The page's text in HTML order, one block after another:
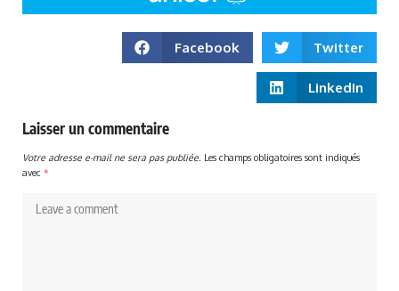
Facebook Twitter
LinkedIn
Laisser un commentaire
Votre adresse e-mail ne sera pas publiée. Les champs obligatoires sont indiqués
avec *